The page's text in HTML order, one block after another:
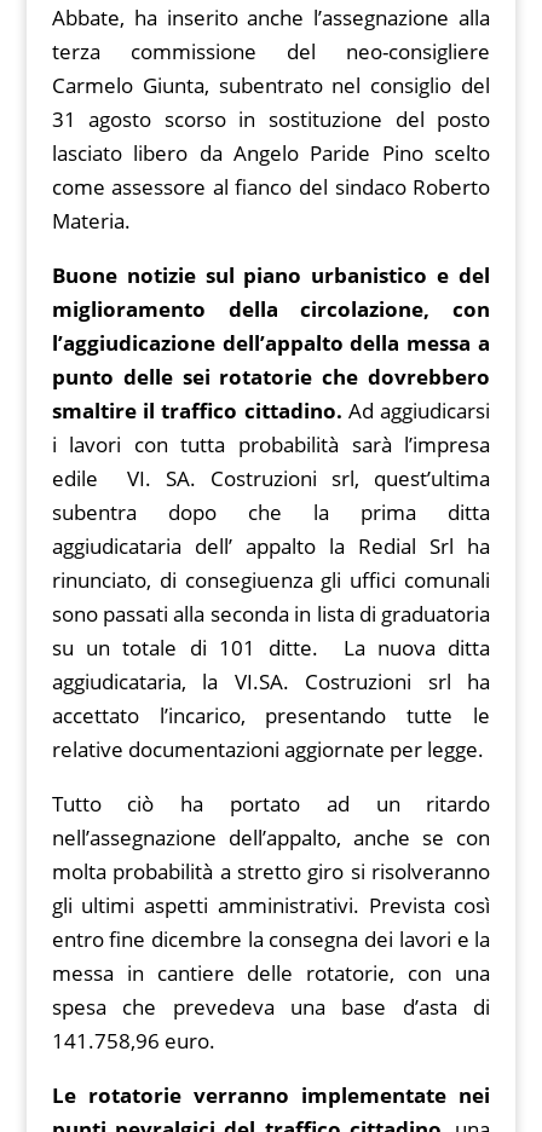
Abbate, ha inserito anche l’assegnazione alla
terza commissione del neo-consigliere
Carmelo Giunta, subentrato nel consiglio del
31 agosto scorso in sostituzione del posto
lasciato libero da Angelo Paride Pino scelto
come assessore al fianco del sindaco Roberto
Materia.
Buone notizie sul piano urbanistico e del
miglioramento della circolazione, con
l’aggiudicazione dell’appalto della messa a
punto delle sei rotatorie che dovrebbero
smaltire il traffico cittadino. Ad aggiudicarsi
i lavori con tutta probabilità sarà l’impresa
edile VI. SA. Costruzioni srl, quest’ultima
subentra dopo che la prima ditta
aggiudicataria dell’ appalto la Redial Srl ha
rinunciato, di consegiuenza gli uffici comunali
sono passati alla seconda in lista di graduatoria
su un totale di 101 ditte. La nuova ditta
aggiudicataria, la VI.SA. Costruzioni srl ha
accettato l’incarico, presentando tutte le
relative documentazioni aggiornate per legge.
Tutto ciò ha portato ad un ritardo
nell’assegnazione dell’appalto, anche se con
molta probabilità a stretto giro si risolveranno
gli ultimi aspetti amministrativi. Prevista così
entro fine dicembre la consegna dei lavori e la
messa in cantiere delle rotatorie, con una
spesa che prevedeva una base d’asta di
141.758,96 euro.
Le rotatorie verranno implementate nei